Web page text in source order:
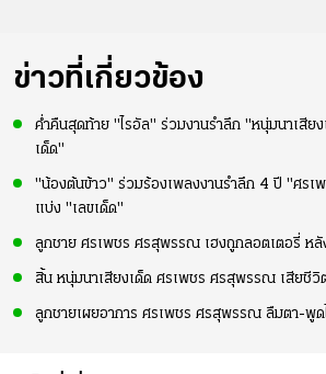
ข่าวที่เกี่ยวข้อง
ค่ำคืนสุดท้าย "ไรอัล" ร่วมงานรำลึก "หนุ่มนาเสีย
เด็ด"
"น้องต้นข้าว" ร่วมร้องเพลงงานรำลึก 4 ปี "ศร
แบ่ง "เลขเด็ด"
ลูกชาย ศรเพชร ศรสุพรรณ เฮงถูกลอตเตอรี่ หลั
สิ้น หนุ่มนาเสียงเด็ด ศรเพชร ศรสุพรรณ เสียชีวิ
ลูกชายเผยอาการ ศรเพชร ศรสุพรรณ ลืมตา-พู